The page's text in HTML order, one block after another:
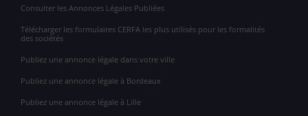
Consulter les Annonces Légales Publiées
Télécharger les formulaires CERFA les plus utilisés pour les formalités
des sociétés
Publiez une annonce légale dans votre ville
Publiez une annonce légale à Bordeaux
Publiez une annonce légale à Lille